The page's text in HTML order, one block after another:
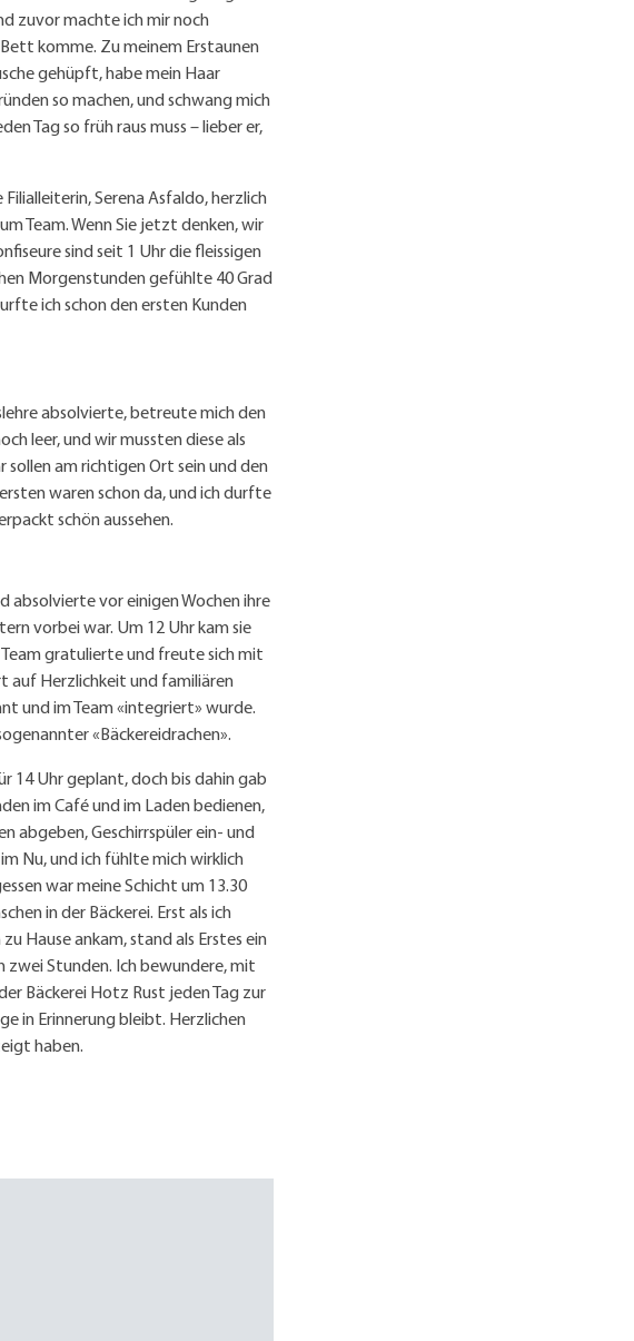
zuvor machte ich mir noch
komme. Zu meinem Erstaunen
gehüpft, habe mein Haar
so machen, und schwang mich
Tag so früh raus muss – lieber er,
Serena Asfaldo, herzlich
Team. Wenn Sie jetzt denken, wir
sind seit 1 Uhr die fleissigen
Morgenstunden gefühlte 40 Grad
ich schon den ersten Kunden
absolvierte, betreute mich den
leer, und wir mussten diese als
sollen am richtigen Ort sein und den
waren schon da, und ich durfte
schön aussehen.
absolvierte vor einigen Wochen ihre
vorbei war. Um 12 Uhr kam sie
gratulierte und freute sich mit
auf Herzlichkeit und familiären
und im Team «integriert» wurde.
«Bäckereidrachen».
14 Uhr geplant, doch bis dahin gab
im Café und im Laden bedienen,
abgeben, Geschirrspüler ein- und
Nu, und ich fühlte mich wirklich
war meine Schicht um 13.30
in der Bäckerei. Erst als ich
Hause ankam, stand als Erstes ein
Stunden. Ich bewundere, mit
Bäckerei Hotz Rust jeden Tag zur
in Erinnerung bleibt. Herzlichen
haben.